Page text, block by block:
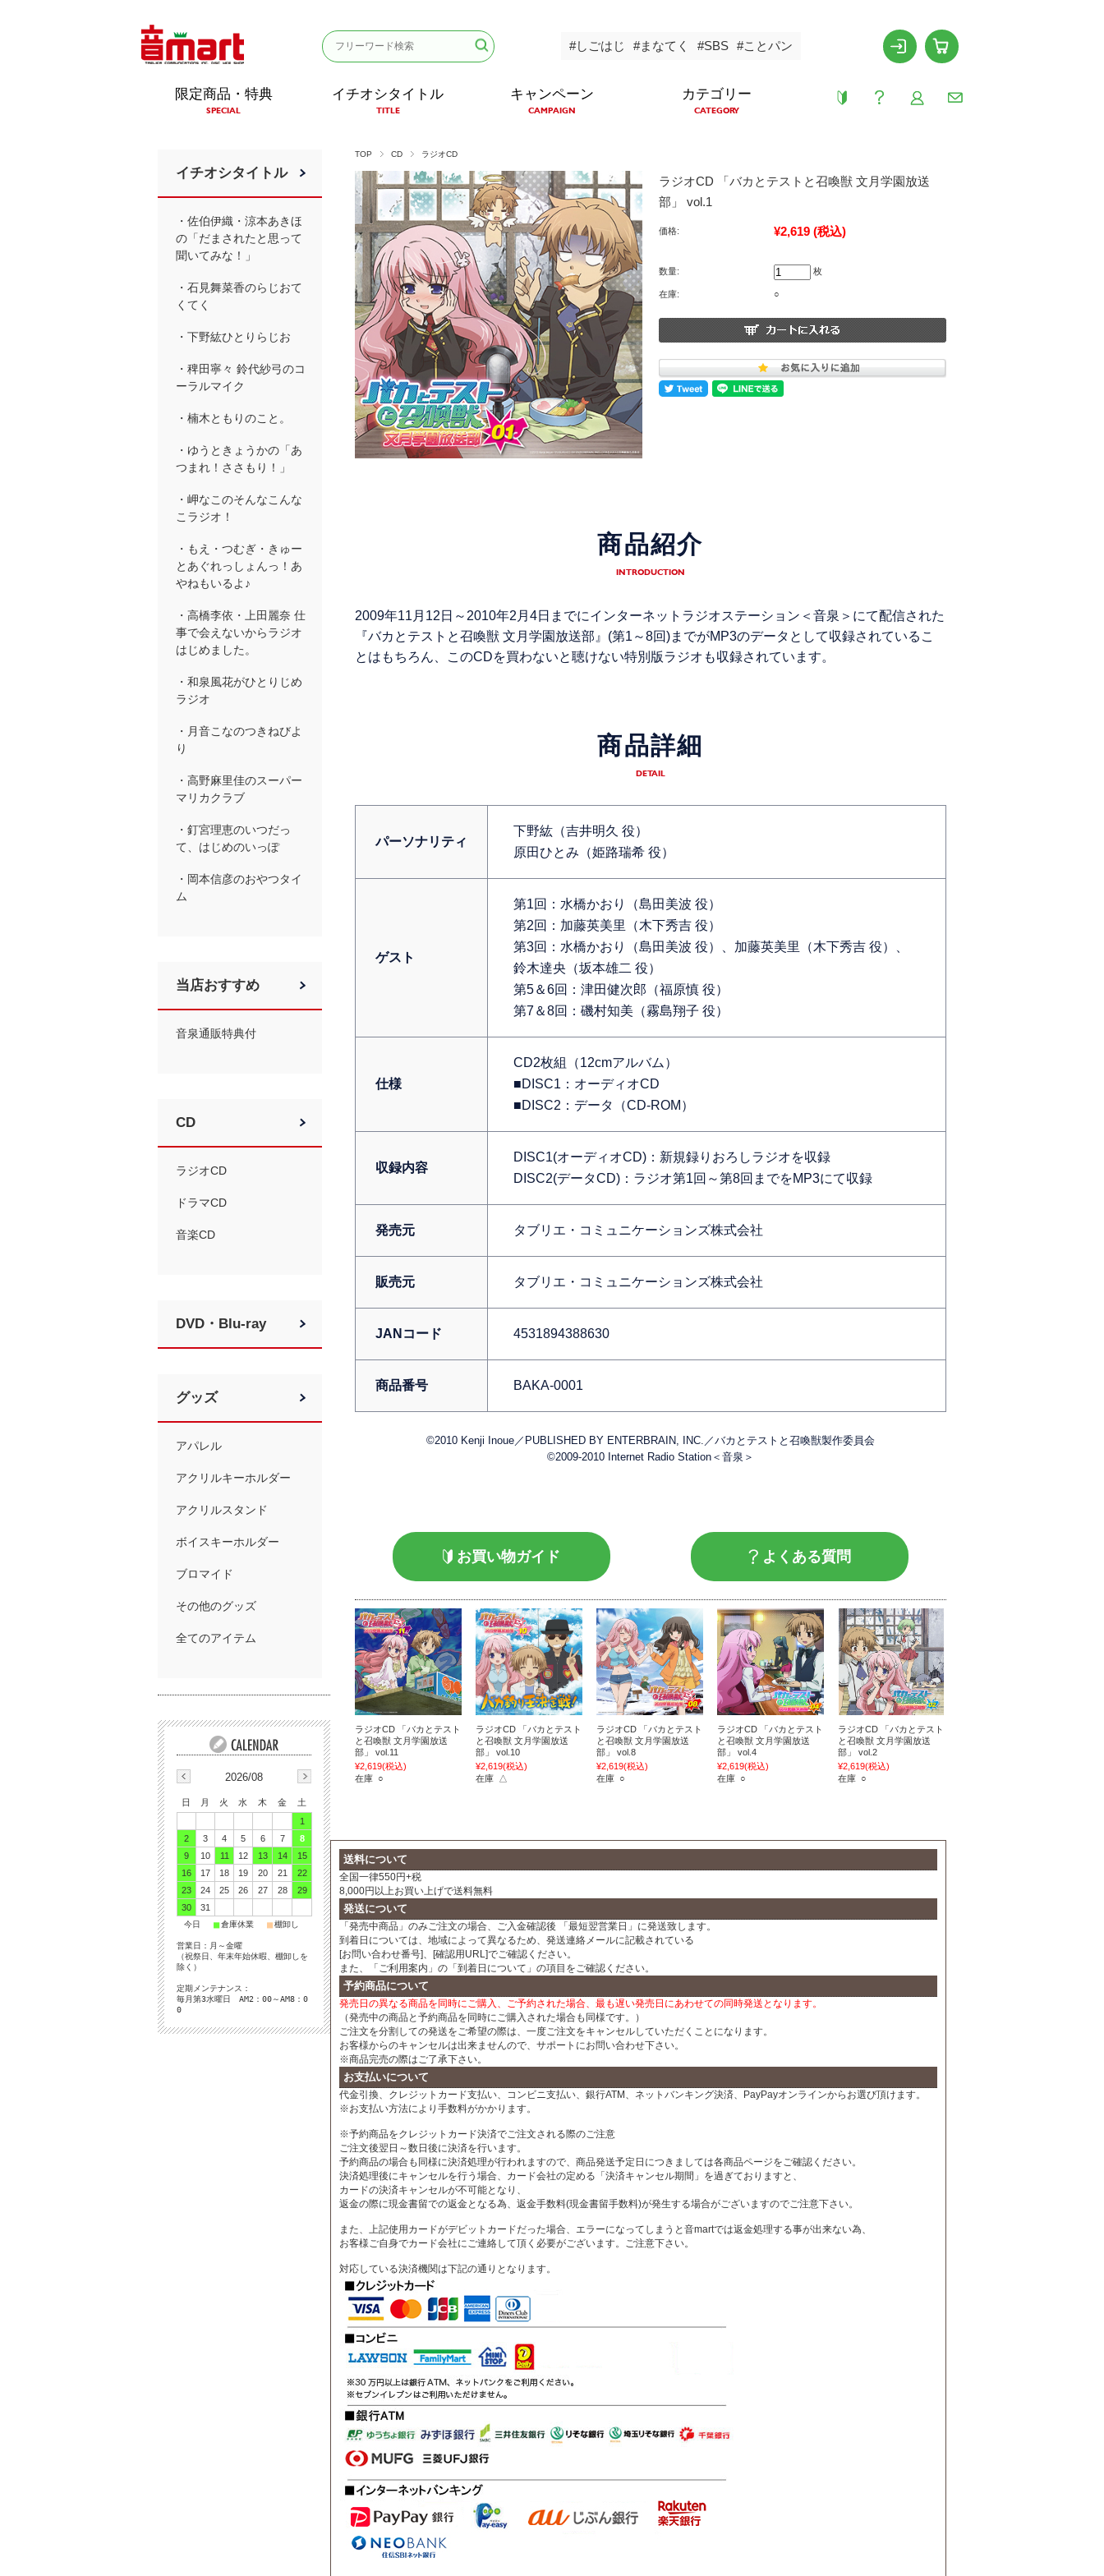
#しごはじ #まなてく #SBS #ことパン
限定商品・特典
SPECIAL
イチオシタイトル
TITLE
キャンペーン
CAMPAIGN
カテゴリー
CATEGORY
TOP CD ラジオCD
ラジオCD 「バカとテストと召喚獣 文月学園放送
部」 vol.1
価格: ¥2,619 (税込)
数量: 枚
在庫: ○
商品紹介
INTRODUCTION
2009年11月12日～2010年2月4日までにインターネットラジオステーション＜音泉＞にて配信された
『バカとテストと召喚獣 文月学園放送部』(第1～8回)までがMP3のデータとして収録されているこ
とはもちろん、このCDを買わないと聴けない特別版ラジオも収録されています。
商品詳細
DETAIL
パーソナリティ
下野紘（吉井明久 役）
原田ひとみ（姫路瑞希 役）
ゲスト
第1回：水橋かおり（島田美波 役）
第2回：加藤英美里（木下秀吉 役）
第3回：水橋かおり（島田美波 役）、加藤英美里（木下秀吉 役）、
鈴木達央（坂本雄二 役）
第5＆6回：津田健次郎（福原慎 役）
第7＆8回：磯村知美（霧島翔子 役）
仕様
CD2枚組（12cmアルバム）
■DISC1：オーディオCD
■DISC2：データ（CD-ROM）
収録内容
DISC1(オーディオCD)：新規録りおろしラジオを収録
DISC2(データCD)：ラジオ第1回～第8回までをMP3にて収録
発売元 タブリエ・コミュニケーションズ株式会社
販売元 タブリエ・コミュニケーションズ株式会社
JANコード 4531894388630
商品番号 BAKA-0001
©2010 Kenji Inoue／PUBLISHED BY ENTERBRAIN, INC.／バカとテストと召喚獣製作委員会
©2009-2010 Internet Radio Station＜音泉＞
お買い物ガイド よくある質問
ラジオCD 「バカとテスト
と召喚獣 文月学園放送
部」 vol.11
¥2,619(税込)
在庫 ○
ラジオCD 「バカとテスト
と召喚獣 文月学園放送
部」 vol.10
¥2,619(税込)
在庫 △
ラジオCD 「バカとテスト
と召喚獣 文月学園放送
部」 vol.8
¥2,619(税込)
在庫 ○
ラジオCD 「バカとテスト
と召喚獣 文月学園放送
部」 vol.4
¥2,619(税込)
在庫 ○
ラジオCD 「バカとテスト
と召喚獣 文月学園放送
部」 vol.2
¥2,619(税込)
在庫 ○
送料について
全国一律550円+税
8,000円以上お買い上げで送料無料
発送について
「発売中商品」のみご注文の場合、ご入金確認後 「最短翌営業日」に発送致します。
到着日については、地域によって異なるため、発送連絡メールに記載されている
[お問い合わせ番号]、[確認用URL]でご確認ください。
また、「ご利用案内」の「到着日について」の項目をご確認ください。
予約商品について
発売日の異なる商品を同時にご購入、ご予約された場合、最も遅い発売日にあわせての同時発送となります。
（発売中の商品と予約商品を同時にご購入された場合も同様です。）
ご注文を分割しての発送をご希望の際は、一度ご注文をキャンセルしていただくことになります。
お客様からのキャンセルは出来ませんので、サポートにお問い合わせ下さい。
※商品完売の際はご了承下さい。
お支払いについて
代金引換、クレジットカード支払い、コンビニ支払い、銀行ATM、ネットバンキング決済、PayPayオンラインからお選び頂けます。
※お支払い方法により手数料がかかります。
※予約商品をクレジットカード決済でご注文される際のご注意
ご注文後翌日～数日後に決済を行います。
予約商品の場合も同様に決済処理が行われますので、商品発送予定日につきましては各商品ページをご確認ください。
決済処理後にキャンセルを行う場合、カード会社の定める「決済キャンセル期間」を過ぎておりますと、
カードの決済キャンセルが不可能となり、
返金の際に現金書留での返金となる為、返金手数料(現金書留手数料)が発生する場合がございますのでご注意下さい。
また、上記使用カードがデビットカードだった場合、エラーになってしまうと音martでは返金処理する事が出来ない為、
お客様ご自身でカード会社にご連絡して頂く必要がございます。ご注意下さい。
対応している決済機関は下記の通りとなります。
イチオシタイトル
・佐伯伊織・涼本あきほ
の「だまされたと思って
聞いてみな！」
・石見舞菜香のらじおて
くてく
・下野紘ひとりらじお
・稗田寧々 鈴代紗弓のコ
ーラルマイク
・楠木ともりのこと。
・ゆうときょうかの「あ
つまれ！ささもり！」
・岬なこのそんなこんな
こラジオ！
・もえ・つむぎ・きゅー
とあぐれっしょんっ！あ
やねもいるよ♪
・高橋李依・上田麗奈 仕
事で会えないからラジオ
はじめました。
・和泉風花がひとりじめ
ラジオ
・月音こなのつきねびよ
り
・高野麻里佳のスーパー
マリカクラブ
・釘宮理恵のいつだっ
て、はじめのいっぽ
・岡本信彦のおやつタイ
ム
当店おすすめ
音泉通販特典付
CD
ラジオCD
ドラマCD
音楽CD
DVD・Blu-ray
グッズ
アパレル
アクリルキーホルダー
アクリルスタンド
ボイスキーホルダー
ブロマイド
その他のグッズ
全てのアイテム
2026/08
日 月 火 水 木 金
土
1
2
3 4 5 6 7
8
9
10 11 12 13 14
15
16
17 18 19 20 21
22
23
24 25 26 27 28
29
30
31
今日 ■倉庫休業 ■棚卸し
営業日：月～金曜
（祝祭日、年末年始休暇、棚卸しを
除く）
定期メンテナンス：
毎月第3水曜日 AM2：00～AM8：0
0